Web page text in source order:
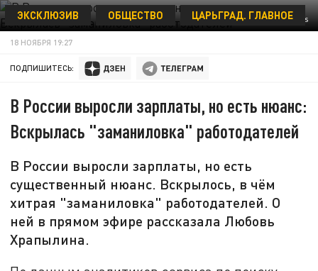
NIKOLAY GYNGAZOV/GLOBALLOOKPRESS
ЭКСКЛЮЗИВ ОБЩЕСТВО ЦАРЬГРАД. ГЛАВНОЕ
18 НОЯБРЯ 19:27
ПОДПИШИТЕСЬ:
В России выросли зарплаты, но есть нюанс:
Вскрылась "заманиловка" работодателей
В России выросли зарплаты, но есть
существенный нюанс. Вскрылось, в чём
хитрая "заманиловка" работодателей. О
ней в прямом эфире рассказала Любовь
Храпылина.